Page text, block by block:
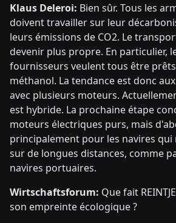
Klaus Deleroi: Bien sûr. Tous les
doivent travailler sur leur
leurs émissions de CO2. Le
devenir plus propre. En particulier,
fournisseurs veulent tous être
méthanol. La tendance est donc
avec plusieurs moteurs.
est hybride. La prochaine étape
moteurs électriques purs, mais
principalement pour les navires qui
sur de longues distances, comme
navires portuaires.
Wirtschaftsforum: Que fait
son empreinte écologique ?